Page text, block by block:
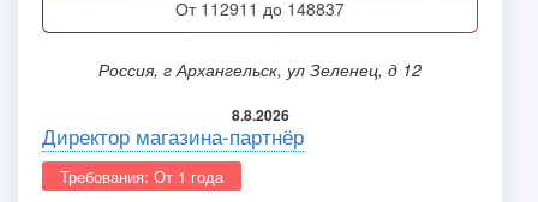
от 112911 до 148837
Россия, г Архангельск, ул Зеленец, д 12
8.8.2026
Директор магазина-партнёр
Требования: От 1 года